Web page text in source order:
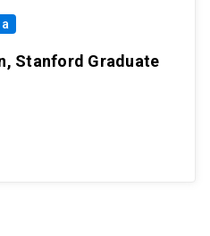
Stanford Graduate